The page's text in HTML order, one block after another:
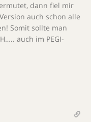
dann fiel mir
auch schon alle
Somit sollte man
auch im PEGI-